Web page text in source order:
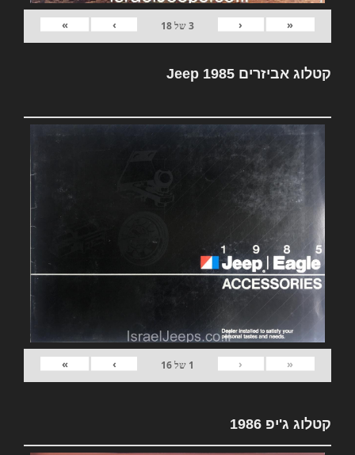
«
‹
3של18
›
»
קטלוג אביזרים Jeep 1985
«
‹
1 של16
›
»
קטלוג ג'יפ 1986